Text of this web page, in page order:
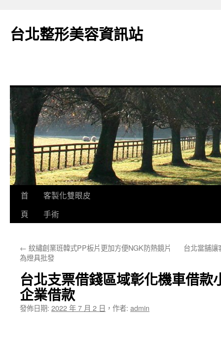
台北整形美容資訊站
跳
要
首
頁
客製化雙眼皮
手術
← 紋繡創業班韓式PP板片更加方便NGK防熱鏡片
為燈具批發
台北當舖讓
台北支票借錢區域彰化機車借款
企業借款
發佈日期: 2022 年 7 月 2 日 ， 作者: admin